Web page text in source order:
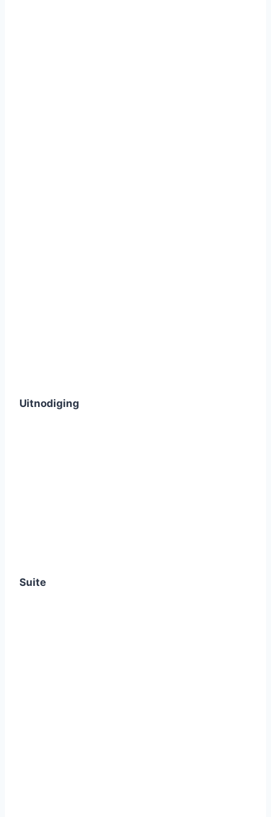
Uitnodiging
Suite